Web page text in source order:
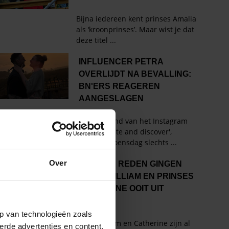
Over
van technologieën zoals
advertenties en content,